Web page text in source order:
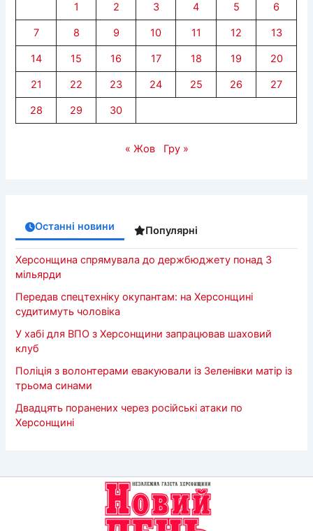
1 2 3 4 5 6
7 8 9 10 11 12 13
14 15 16 17 18 19 20
21 22 23 24 25 26 27
28 29 30
« Жов Гру »
Останні новини Популярні
Херсонщина спрямувала до держбюджету понад 3
мільярди
Передав спецтехніку окупантам: на Херсонщині
судитимуть чоловіка
У хабі для ВПО з Херсонщини запрацював шаховий
клуб
Поліція з волонтерами евакуювали із Зеленівки матір із
трьома синами
Двадцять поранених через російські атаки по
Херсонщині